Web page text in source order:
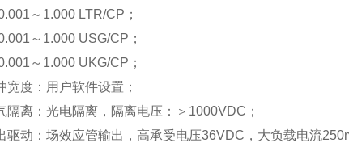
LTR/CP；
USG/CP；
UKG/CP；
度：用户软件设置；
离：光电隔离，隔离电压：＞1000VDC；
动：场效应管输出，高承受电压36VDC，大负载电流